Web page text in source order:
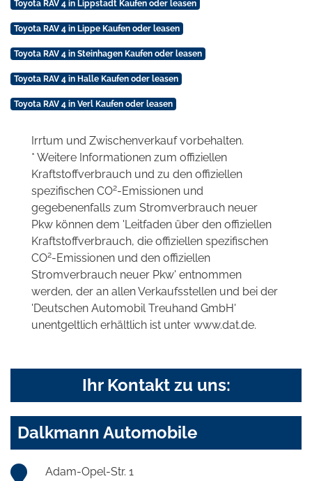
Toyota RAV 4 in Lippstadt Kaufen oder leasen
Toyota RAV 4 in Lippe Kaufen oder leasen
Toyota RAV 4 in Steinhagen Kaufen oder leasen
Toyota RAV 4 in Halle Kaufen oder leasen
Toyota RAV 4 in Verl Kaufen oder leasen
Irrtum und Zwischenverkauf vorbehalten.
* Weitere Informationen zum offiziellen
Kraftstoffverbrauch und zu den offiziellen
spezifischen CO2-Emissionen und
gegebenenfalls zum Stromverbrauch neuer
Pkw können dem 'Leitfaden über den offiziellen
Kraftstoffverbrauch, die offiziellen spezifischen
CO2-Emissionen und den offiziellen
Stromverbrauch neuer Pkw' entnommen
werden, der an allen Verkaufsstellen und bei der
'Deutschen Automobil Treuhand GmbH'
unentgeltlich erhältlich ist unter www.dat.de.
Ihr Kontakt zu uns:
Dalkmann Automobile
Adam-Opel-Str. 1